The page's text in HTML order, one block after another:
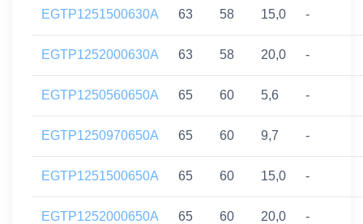
EGTP1251500630A 63 58 15,0 -
EGTP1252000630A 63 58 20,0 -
EGTP1250560650A 65 60 5,6 -
EGTP1250970650A 65 60 9,7 -
EGTP1251500650A 65 60 15,0 -
EGTP1252000650A 65 60 20,0 -